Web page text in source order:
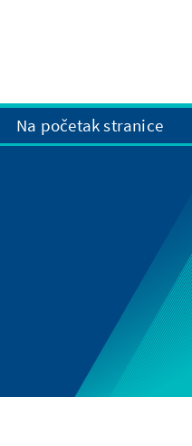
Na početak stranice